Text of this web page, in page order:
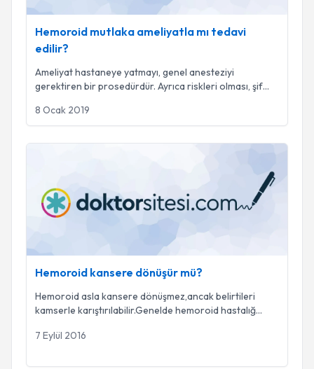
Hemoroid mutlaka ameliyatla mı tedavi
edilir?
Ameliyat hastaneye yatmayı, genel anesteziyi
gerektiren bir prosedürdür. Ayrıca riskleri olması, şif...
8 Ocak 2019
Hemoroid kansere dönüşür mü?
Hemoroid asla kansere dönüşmez,ancak belirtileri
kamserle karıştırılabilir.Genelde hemoroid hastalığ...
7 Eylül 2016